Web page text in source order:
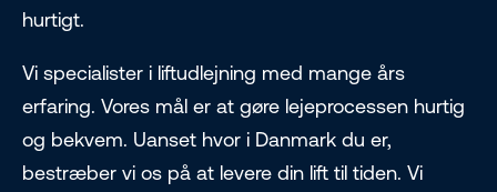
hurtigt.
Vi specialister i liftudlejning med mange års
erfaring. Vores mål er at gøre lejeprocessen hurtig
og bekvem. Uanset hvor i Danmark du er,
bestræber vi os på at levere din lift til tiden. Vi